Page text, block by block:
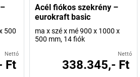
500
Nettó
Ft
Acél fiókos szekrény –
eurokraft basic
ma x szé x mé 900 x 1000 x
500 mm, 14 fiók
Nettó
338.345,- Ft